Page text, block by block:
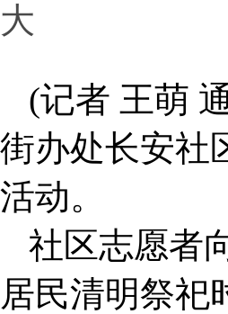
大
(记者 王萌
街办处长安社
活动。
社区志愿者
居民清明祭祀